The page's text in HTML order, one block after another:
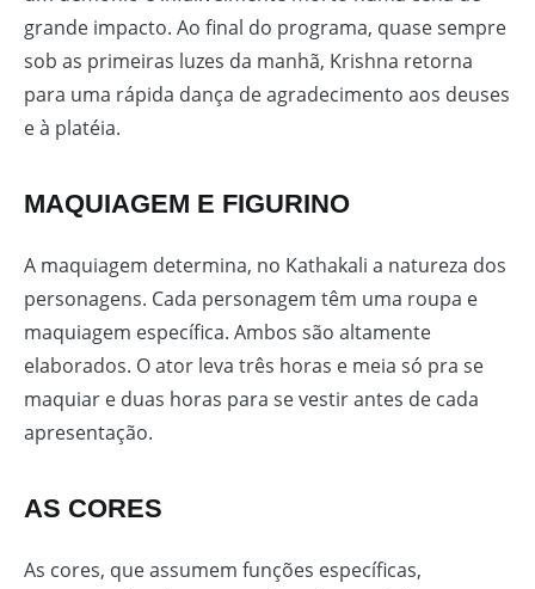
grande impacto. Ao final do programa, quase sempre
sob as primeiras luzes da manhã, Krishna retorna
para uma rápida dança de agradecimento aos deuses
e à platéia.
MAQUIAGEM E FIGURINO
A maquiagem determina, no Kathakali a natureza dos
personagens. Cada personagem têm uma roupa e
maquiagem específica. Ambos são altamente
elaborados. O ator leva três horas e meia só pra se
maquiar e duas horas para se vestir antes de cada
apresentação.
AS CORES
As cores, que assumem funções específicas,